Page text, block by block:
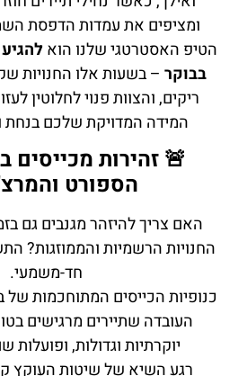
ומציפים את עמדות הדפסת
הטיפ האסטרטגי שלנו הוא
בבוקר – בשעות אלו החנויות
ריקים, והצוות פנוי לחלוטין
המידה המדויקת שלכם בנחת
🚨 זהירות מכייסים
הספורט
האם צריך להיזהר מגנבים גם
החנויות הרשמיות והממוזגות?
חד-משמעי.
כנופיות הכייסים המתוחכמות
העובדה שתיירים מרגישים
יוקרתיות וגדולות, ופועלות
רגע השיא של שיטות העוקץ